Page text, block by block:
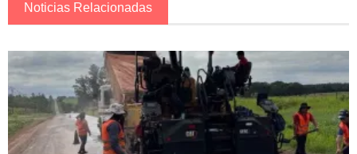
Noticias Relacionadas